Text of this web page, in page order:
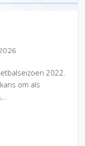
2022.
om als